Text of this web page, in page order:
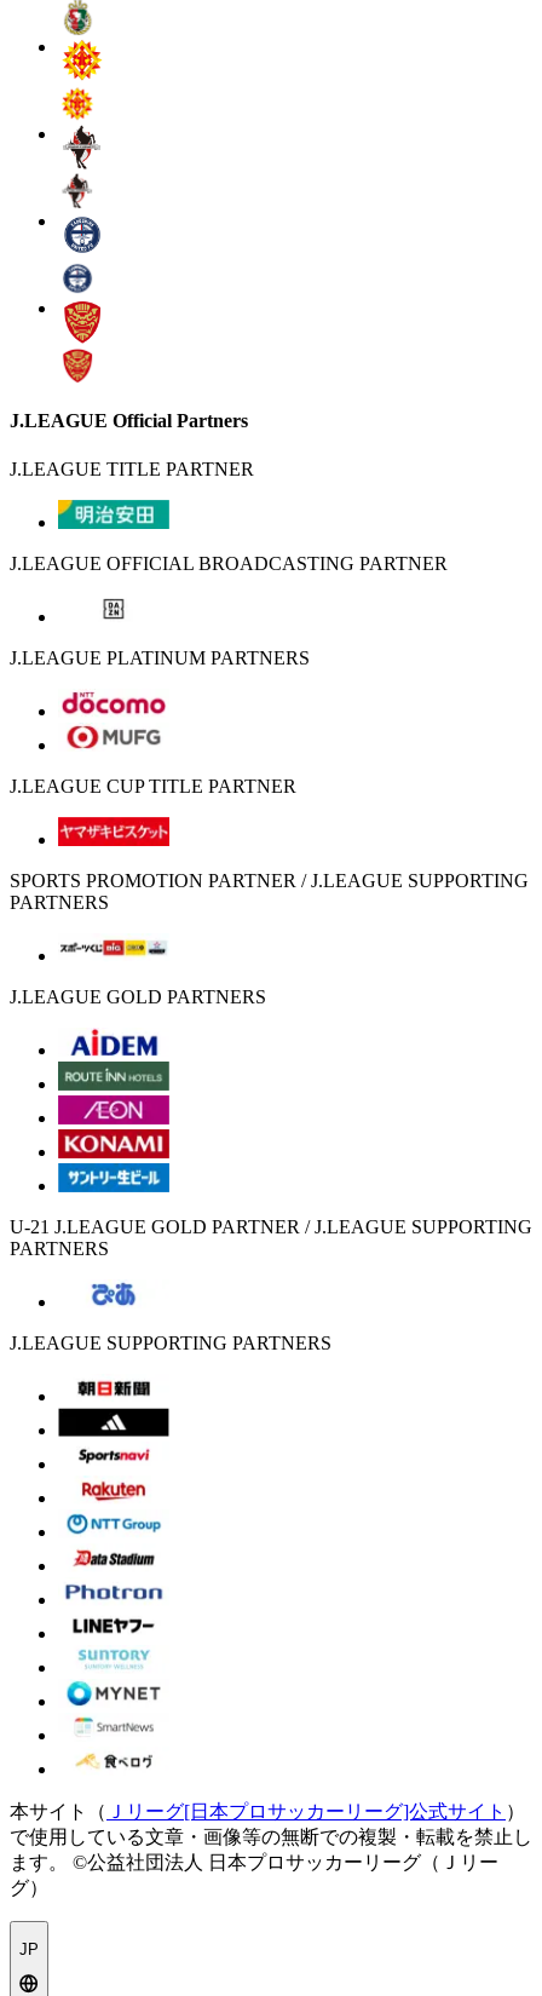
J.LEAGUE Official Partners
J.LEAGUE TITLE PARTNER
J.LEAGUE OFFICIAL BROADCASTING PARTNER
J.LEAGUE PLATINUM PARTNERS
J.LEAGUE CUP TITLE PARTNER
SPORTS PROMOTION PARTNER / J.LEAGUE SUPPORTING
PARTNERS
J.LEAGUE GOLD PARTNERS
U-21 J.LEAGUE GOLD PARTNER / J.LEAGUE SUPPORTING
PARTNERS
J.LEAGUE SUPPORTING PARTNERS
本サイト（ Ｊリーグ[日本プロサッカーリーグ]公式サイト ）
で使用している文章・画像等の無断での複製・転載を禁止し
ます。
©公益社団法人 日本プロサッカーリーグ（Ｊリー
グ）
JP